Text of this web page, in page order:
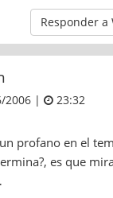
Responder a
2006 | 23:32
profano en el
es que